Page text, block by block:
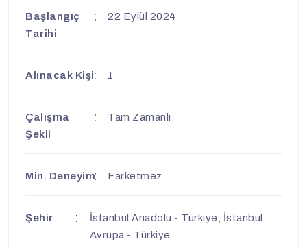
Başlangıç
Tarihi
22 Eylül 2024
Alınacak Kişi 1
Çalışma
Şekli
Tam Zamanlı
Min. Deneyim Farketmez
Şehir
İstanbul Anadolu - Türkiye, İstanbul
Avrupa - Türkiye